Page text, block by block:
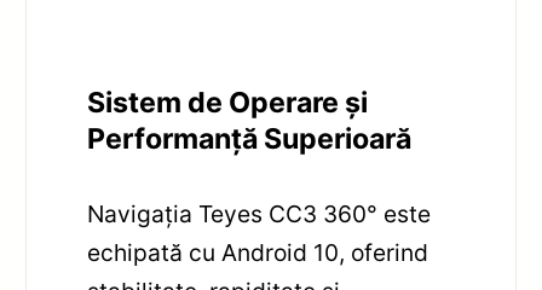
Sistem de Operare și
Performanță Superioară
Navigația Teyes CC3 360° este
echipată cu Android 10, oferind